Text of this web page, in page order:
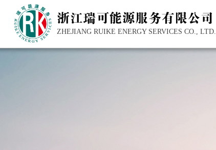
ZHEJIANG RUIKE ENERGY SERVICES CO., LTD.